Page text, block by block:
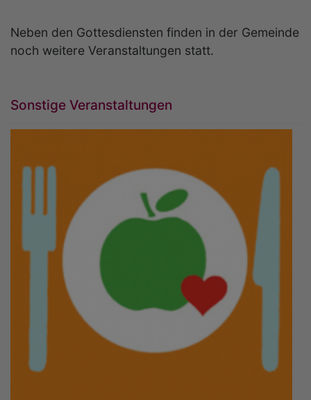
Neben den Gottesdiensten finden in der Gemeinde
noch weitere Veranstaltungen statt.
Sonstige Veranstaltungen